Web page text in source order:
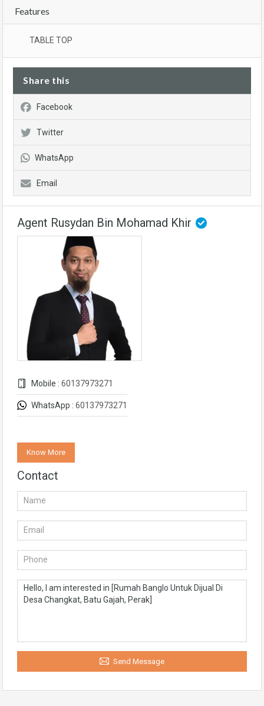
Features
TABLE TOP
Share this
Facebook
Twitter
WhatsApp
Email
Agent Rusydan Bin Mohamad Khir
Mobile : 60137973271
WhatsApp : 60137973271
Know More
Contact
Send Message